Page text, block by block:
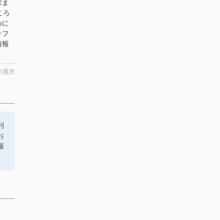
ろ
フ
報
見方